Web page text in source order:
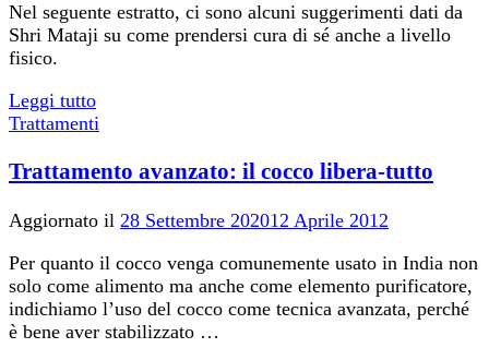
Nel seguente estratto, ci sono alcuni suggerimenti dati da
Shri Mataji su come prendersi cura di sé anche a livello
fisico.
Leggi tutto
Trattamenti
Trattamento avanzato: il cocco libera-tutto
Aggiornato il 28 Settembre 202012 Aprile 2012
Per quanto il cocco venga comunemente usato in India non
solo come alimento ma anche come elemento purificatore,
indichiamo l’uso del cocco come tecnica avanzata, perché
è bene aver stabilizzato …